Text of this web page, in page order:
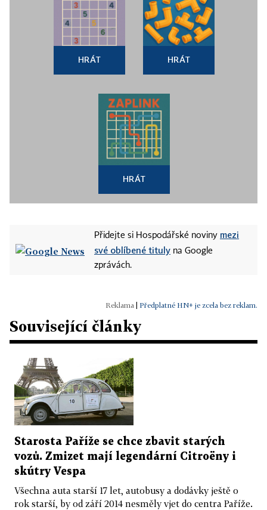
HRÁT HRÁT
HRÁT
Přidejte si Hospodářské noviny mezi
své oblíbené tituly na Google
zprávách.
Předplatné HN+ je zcela bez reklam.
Související články
Starosta Paříže se chce zbavit starých
vozů. Zmizet mají legendární Citroëny i
skútry Vespa
Všechna auta starší 17 let, autobusy a dodávky ještě o
rok starší, by od září 2014 nesměly vjet do centra Paříže.